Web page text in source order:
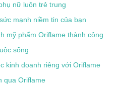
nữ luôn trẻ trung
mạnh niềm tin của bạn
mỹ phẩm Oriflame thành công
sống
kinh doanh riêng với Oriflame
qua Oriflame